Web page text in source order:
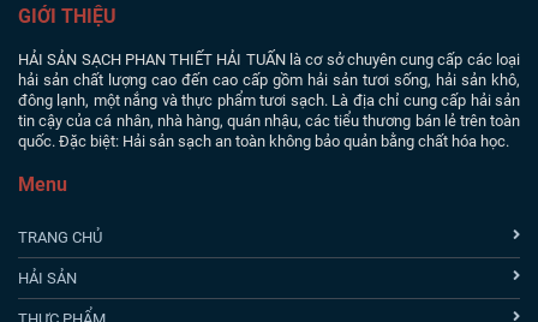
GIỚI THIỆU
HẢI SẢN SẠCH PHAN THIẾT HẢI TUẤN là cơ sở chuyên cung cấp các loại
hải sản chất lượng cao đến cao cấp gồm hải sản tươi sống, hải sản khô,
đông lạnh, một nắng và thực phẩm tươi sạch. Là địa chỉ cung cấp hải sản
tin cậy của cá nhân, nhà hàng, quán nhậu, các tiểu thương bán lẻ trên toàn
quốc. Đặc biệt: Hải sản sạch an toàn không bảo quản bằng chất hóa học.
Menu
TRANG CHỦ
HẢI SẢN